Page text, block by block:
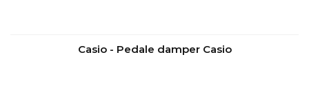
Casio - Pedale damper Casio